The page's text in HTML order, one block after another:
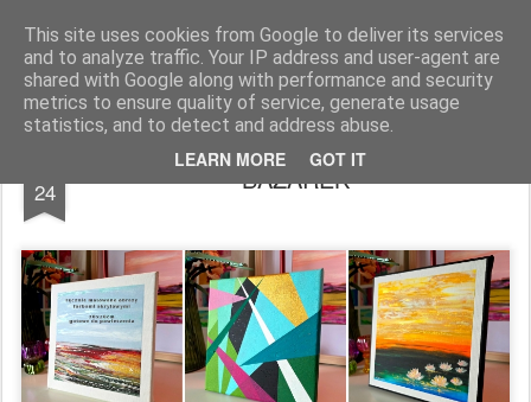
This site uses cookies from Google to deliver its services
and to analyze traffic. Your IP address and user-agent are
shared with Google along with performance and security
metrics to ensure quality of service, generate usage
statistics, and to detect and address abuse.
LEARN MORE GOT IT
Fundacja Przygarnij Kota
Pages
24 BAZAREK